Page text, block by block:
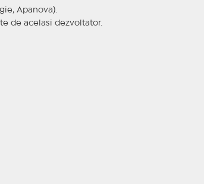
Apanova).
de acelasi dezvoltator.